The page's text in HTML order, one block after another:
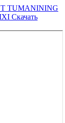
TUMANINING
Скачать